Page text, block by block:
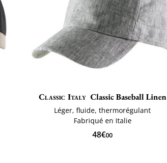
Classic Italy Classic Baseball Linen
Léger, fluide, thermorégulant
Fabriqué en Italie
48€00